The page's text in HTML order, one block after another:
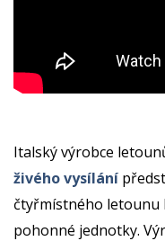
Italský výrobce
živého vysílání
čtyřmístného letounu
pohonné jednotky.